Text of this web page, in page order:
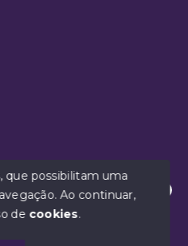
| CRECI 36093 -
disponíveis para te ajudar.
, que possibilitam uma
Ao continuar,
de cookies.